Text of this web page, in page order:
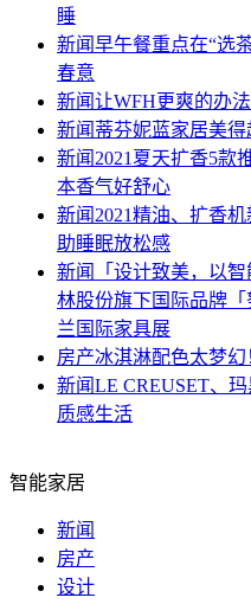
睡
新闻早午餐重点在“选
春意
新闻让WFH更爽的办
新闻 蒂芬妮蓝家居美
新闻2021夏天扩香5款
本香气好舒心
新闻2021精油、扩香
助睡眠放松感
新闻
「设计致美，以
林股份旗下国际品牌
兰国际家具展
房产冰淇淋配色太梦幻
新闻LE CREUSET、
质感生活
智能家居
新闻
房产
设计